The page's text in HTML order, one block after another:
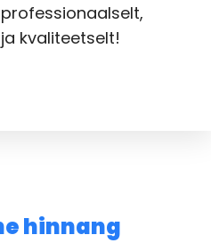
kvaliteetselt!
hinnang